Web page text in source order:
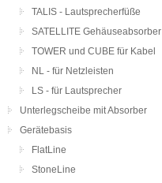
TALIS - Lautsprecherfüße
SATELLITE Gehäuseabsorber
TOWER und CUBE für Kabel
NL - für Netzleisten
LS - für Lautsprecher
Unterlegscheibe mit Absorber
Gerätebasis
FlatLine
StoneLine